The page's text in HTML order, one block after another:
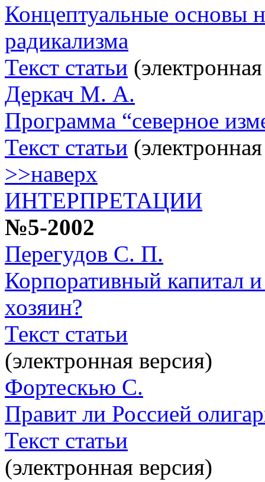
Концептуальные основы
радикализма
Текст статьи
Деркач М. А.
Программа “северное
Текст статьи
>>наверх
ИНТЕРПРЕТАЦИИ
№5-2002
Перегудов С. П.
Корпоративный капитал
хозяин?
Текст статьи
(электронная версия)
Фортескью С.
Правит ли Россией
Текст статьи
(электронная версия)